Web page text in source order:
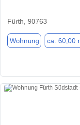
Fürth, 90763
Wohnung ca. 60,00